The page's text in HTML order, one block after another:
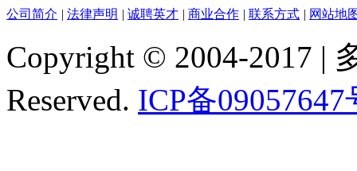
公司简介 | 法律声明 | 诚聘英才 | 商业合作 | 联系方式 | 网站地
Copyright © 2004-2017 |
Reserved. ICP备09057647